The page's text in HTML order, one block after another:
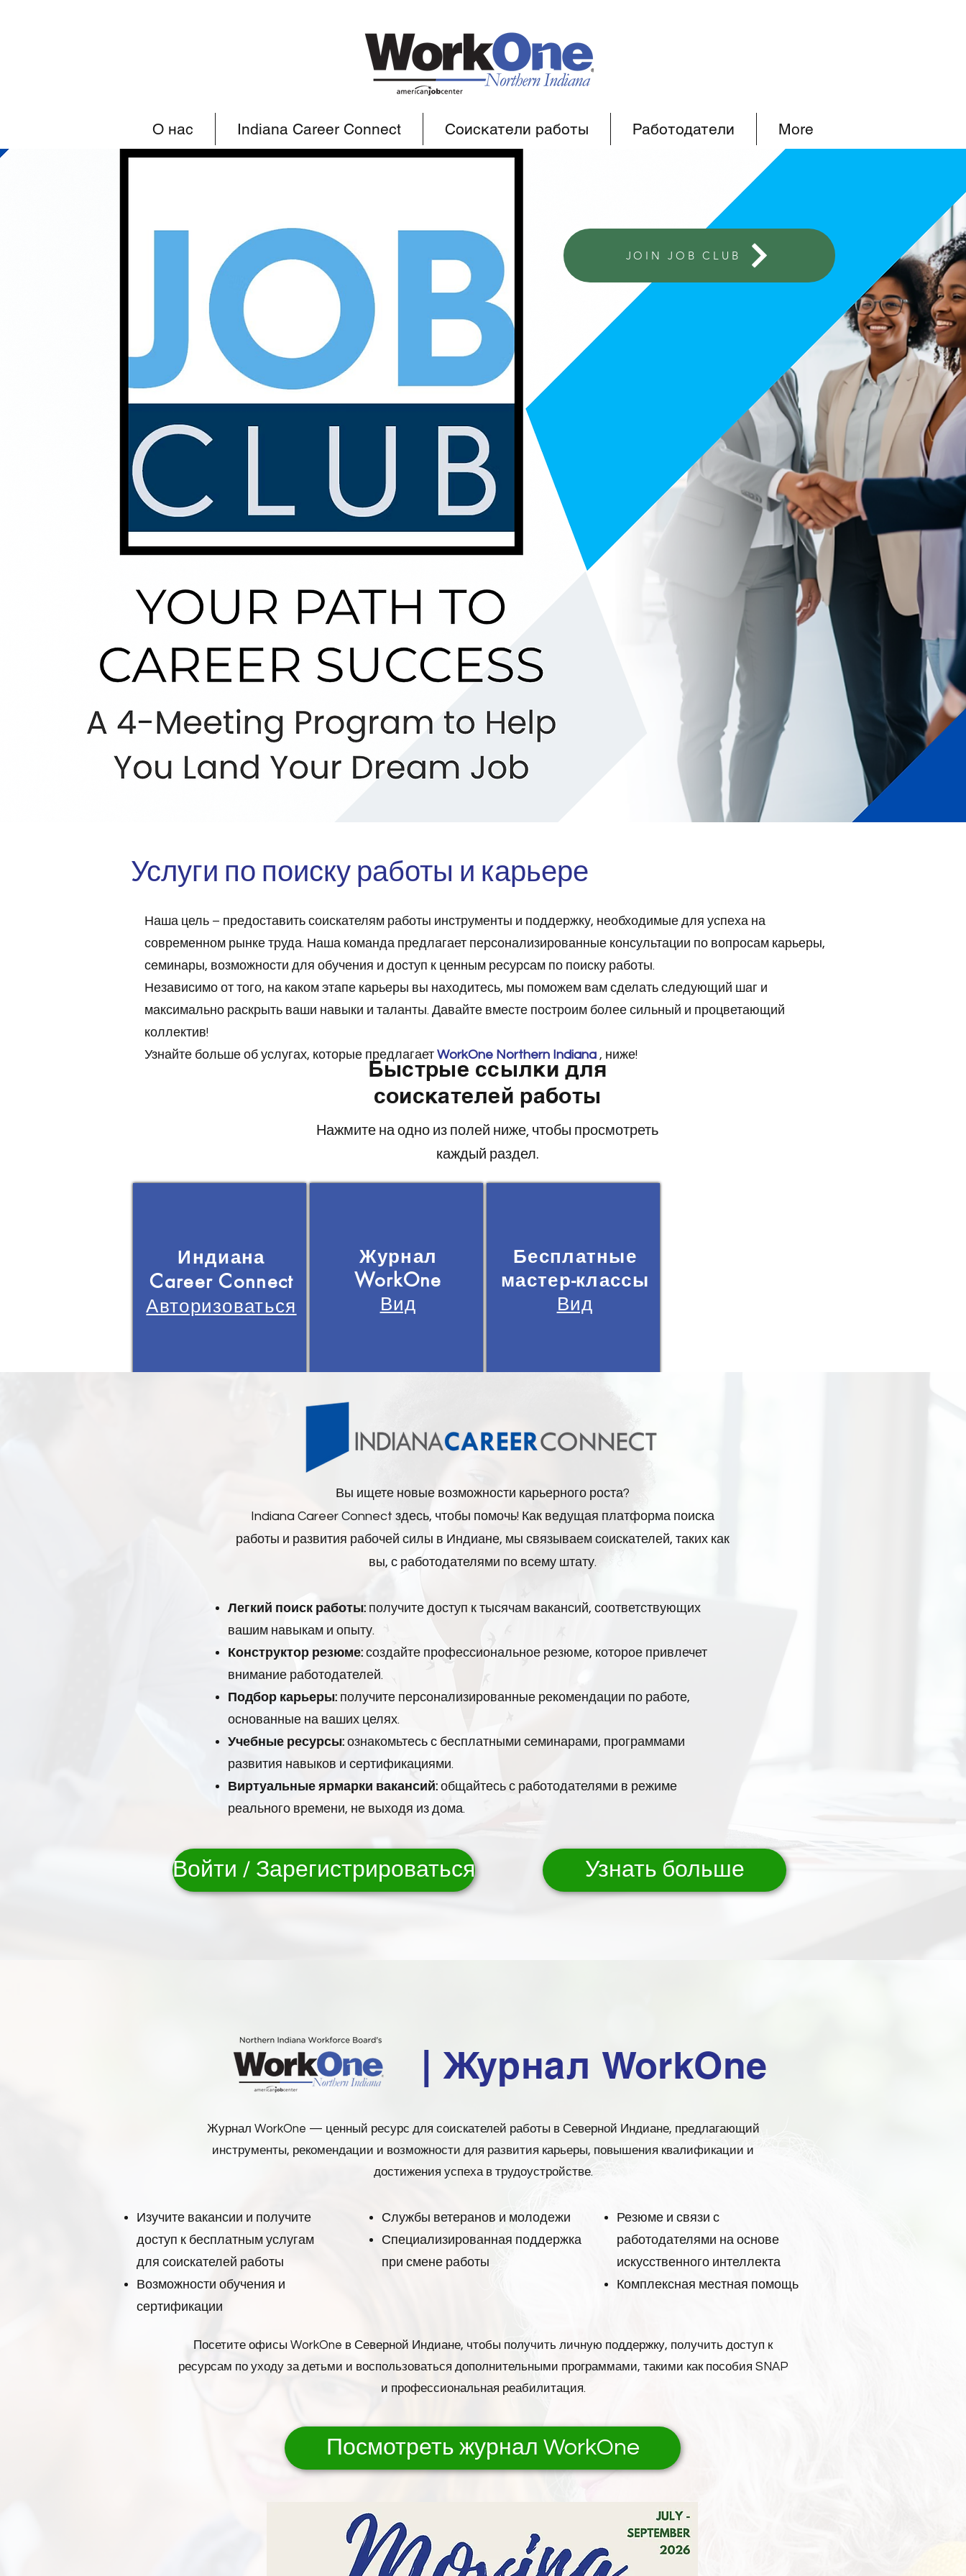
О нас Indiana Career Connect Соискатели работы Работодатели More
JOIN JOB CLUB
Услуги по поиску работы и карьере
Наша цель – предоставить соискателям работы инструменты и поддержку, необходимые для успеха на
современном рынке труда. Наша команда предлагает персонализированные консультации по вопросам карьеры,
семинары, возможности для обучения и доступ к ценным ресурсам по поиску работы.
Независимо от того, на каком этапе карьеры вы находитесь, мы поможем вам сделать следующий шаг и
максимально раскрыть ваши навыки и таланты. Давайте вместе построим более сильный и процветающий
коллектив!
Узнайте больше об услугах, которые предлагает WorkOne Northern Indiana , ниже!
Быстрые ссылки для
соискателей работы
Нажмите на одно из полей ниже, чтобы просмотреть
каждый раздел.
Индиана
Career Connect
Авторизоваться
Журнал
WorkOne
Вид
Бесплатные
мастер-классы
Вид
Вы ищете новые возможности карьерного роста?
Indiana Career Connect здесь, чтобы помочь! Как ведущая платформа поиска
работы и развития рабочей силы в Индиане, мы связываем соискателей, таких как
вы, с работодателями по всему штату.
Легкий поиск работы: получите доступ к тысячам вакансий, соответствующих
вашим навыкам и опыту.
Конструктор резюме: создайте профессиональное резюме, которое привлечет
внимание работодателей.
Подбор карьеры: получите персонализированные рекомендации по работе,
основанные на ваших целях.
Учебные ресурсы: ознакомьтесь с бесплатными семинарами, программами
развития навыков и сертификациями.
Виртуальные ярмарки вакансий: общайтесь с работодателями в режиме
реального времени, не выходя из дома.
Войти / Зарегистрироваться Узнать больше
| Журнал WorkOne
Журнал WorkOne — ценный ресурс для соискателей работы в Северной Индиане, предлагающий
инструменты, рекомендации и возможности для развития карьеры, повышения квалификации и
достижения успеха в трудоустройстве.
Изучите вакансии и получите
доступ к бесплатным услугам
для соискателей работы
Возможности обучения и
сертификации
Службы ветеранов и молодежи
Специализированная поддержка
при смене работы
Резюме и связи с
работодателями на основе
искусственного интеллекта
Комплексная местная помощь
Посетите офисы WorkOne в Северной Индиане, чтобы получить личную поддержку, получить доступ к
ресурсам по уходу за детьми и воспользоваться дополнительными программами, такими как пособия SNAP
и профессиональная реабилитация.
Посмотреть журнал WorkOne